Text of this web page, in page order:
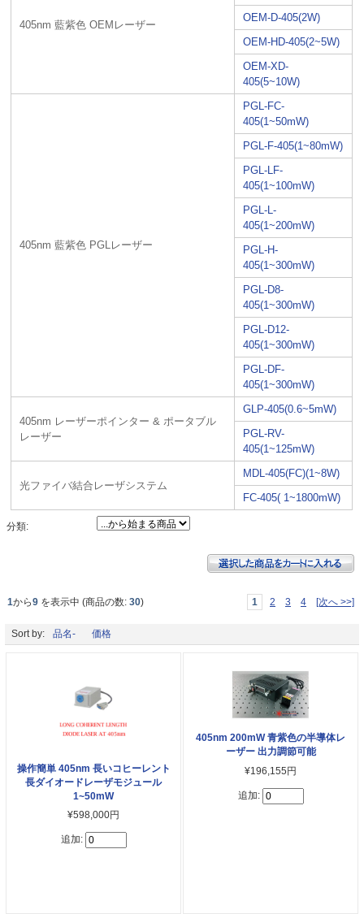
405nm 藍紫色 OEMレーザー
OEM-D-405(2W)
OEM-HD-405(2~5W)
OEM-XD-
405(5~10W)
405nm 藍紫色 PGLレーザー
PGL-FC-
405(1~50mW)
PGL-F-405(1~80mW)
PGL-LF-
405(1~100mW)
PGL-L-
405(1~200mW)
PGL-H-
405(1~300mW)
PGL-D8-
405(1~300mW)
PGL-D12-
405(1~300mW)
PGL-DF-
405(1~300mW)
405nm レーザーポインター & ポータブル
レーザー
GLP-405(0.6~5mW)
PGL-RV-
405(1~125mW)
光ファイバ結合レーザシステム
MDL-405(FC)(1~8W)
FC-405( 1~1800mW)
分類:
1から9 を表示中 (商品の数: 30) 1 2 3 4 [次へ >>]
Sort by: 品名- 価格
操作簡単 405nm 長いコヒーレント
長ダイオードレーザモジュール
1~50mW
¥598,000円
追加:
405nm 200mW 青紫色の半導体レ
ーザー 出力調節可能
¥196,155円
追加: